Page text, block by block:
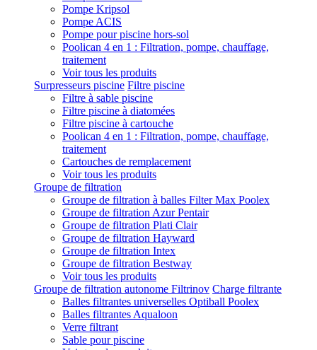
Pompe Kripsol
Pompe ACIS
Pompe pour piscine hors-sol
Poolican 4 en 1 : Filtration, pompe, chauffage,
traitement
Voir tous les produits
Surpresseurs piscine Filtre piscine
Filtre à sable piscine
Filtre piscine à diatomées
Filtre piscine à cartouche
Poolican 4 en 1 : Filtration, pompe, chauffage,
traitement
Cartouches de remplacement
Voir tous les produits
Groupe de filtration
Groupe de filtration à balles Filter Max Poolex
Groupe de filtration Azur Pentair
Groupe de filtration Plati Clair
Groupe de filtration Hayward
Groupe de filtration Intex
Groupe de filtration Bestway
Voir tous les produits
Groupe de filtration autonome Filtrinov Charge filtrante
Balles filtrantes universelles Optiball Poolex
Balles filtrantes Aqualoon
Verre filtrant
Sable pour piscine